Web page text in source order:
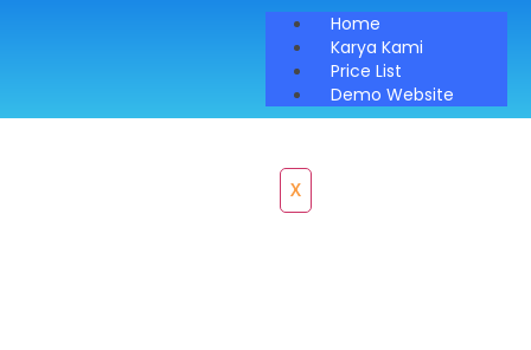
Home
Karya Kami
Price List
Demo Website
X